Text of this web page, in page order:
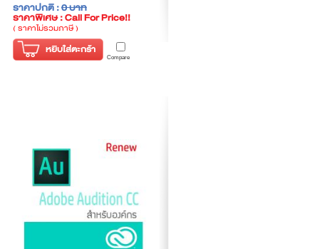
ราคาปกติ :0 บาท
ราคาพิเศษ : Call For Price!!
( ราคาไม่รวมภาษี )
หยิบใส่ตะกร้า
Compare